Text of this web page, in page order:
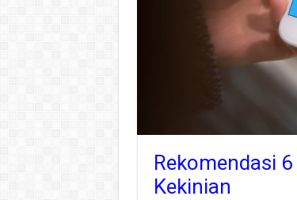
Rekomendasi
Kekinian